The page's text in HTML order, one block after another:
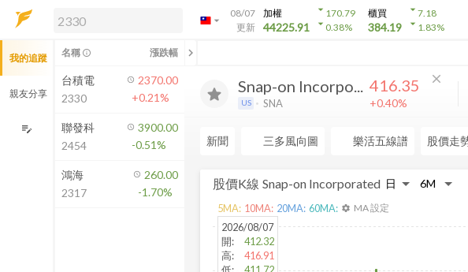
arrow_drop_down
08/07
更新
加權
44225.91
arrow_drop_down170.79
arrow_drop_down0.38%
櫃買
384.19
arrow_drop_down7.18
arrow_drop_down1.83%
解鎖即時行情及進階功能
方案」，即可解鎖以下功能：
即時行情
即時市況與排行
成交金額熱力圖
前往方案訂閱
如何綁定合作券商
Snap-on Incorpo...
US SNA
416.35
+0.40%
close
新聞 三多風向圖 樂活五線譜 股價走
股價K線 Snap-on Incorporated
2026/08/07
開:
412.32
高:
416.91
5MA: 10MA: 20MA: 60MA: settings MA 設定
我的追蹤
親友分享
edit_note
名稱 info_outline 漲跌幅 chevron_left
台積電
2330
2370.00
+0.21%
聯發科
2454
3900.00
-0.51%
鴻海
2317
260.00
-1.70%